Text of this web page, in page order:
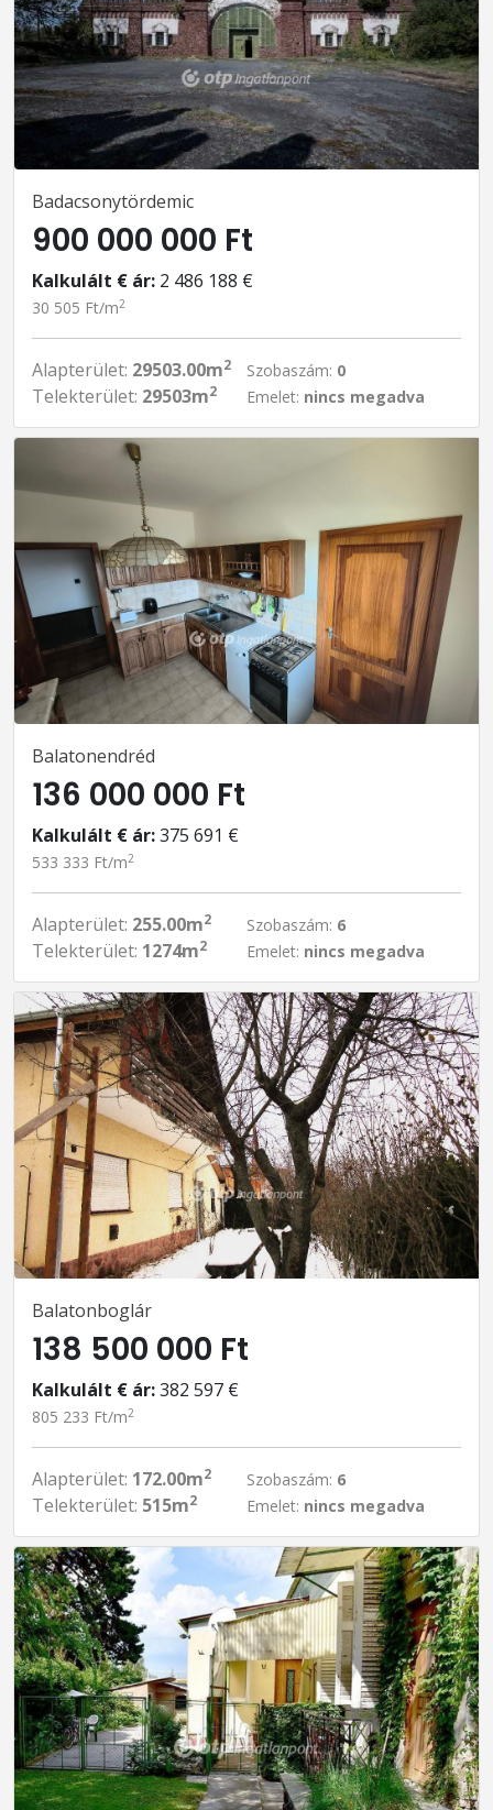
Badacsonytördemic
900 000 000 Ft
Kalkulált € ár: 2 486 188 €
30 505 Ft/m2
Alapterület: 29503.00m2
Telekterület: 29503m2
Szobaszám: 0
Emelet: nincs megadva
Balatonendréd
136 000 000 Ft
Kalkulált € ár:375 691 €
533 333 Ft/m2
Alapterület: 255.00m2
Telekterület: 1274m2
Szobaszám: 6
Emelet: nincs megadva
Balatonboglár
138 500 000 Ft
Kalkulált € ár:382 597 €
805 233 Ft/m2
Alapterület: 172.00m2
Telekterület: 515m2
Szobaszám: 6
Emelet: nincs megadva